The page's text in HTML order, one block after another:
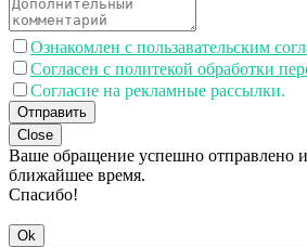
Ознакомлен с пользавательским
Согласен с политекой обработки
Согласие на рекламные рассылки.
Отправить
Close
Ваше обращение успешно отправлено и
ближайшее время.
Спасибо!
Ok